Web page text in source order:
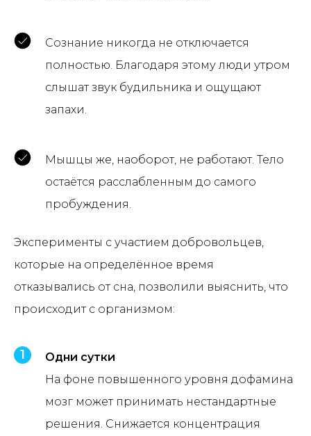
Сознание никогда не отключается
полностью. Благодаря этому люди утром
слышат звук будильника и ощущают
запахи.
Мышцы же, наоборот, не работают. Тело
остаётся расслабленным до самого
пробуждения.
Эксперименты с участием добровольцев,
которые на определённое время
отказывались от сна, позволили выяснить, что
происходит с организмом:
Одни сутки
На фоне повышенного уровня дофамина
мозг может принимать нестандартные
решения. Снижается концентрация